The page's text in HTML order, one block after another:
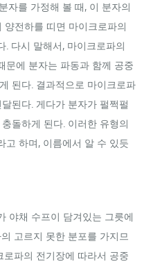
자를 가정해 볼 때, 이 분자의
전하를 띠면 마이크로파의
. 다시 말해서, 마이크로파의
문에 분자는 파동과 함께 공중
된다. 결과적으로 마이크로파
된다. 게다가 분자가 펄쩍펄
돌하게 된다. 이러한 유형의
고 하며, 이름에서 알 수 있듯
야채 수프이 담겨있는 그릇에
고르지 못한 분포를 가지므
로파의 전기장에 따라서 공중